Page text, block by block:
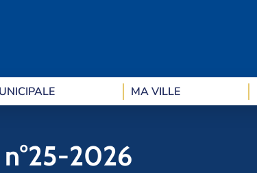
MA VILLE
2026